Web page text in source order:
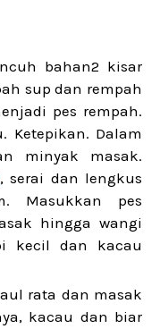
bahan2 kisar
sup dan rempah
pes rempah.
Ketepikan. Dalam
minyak masak.
serai dan lengkus
Masukkan pes
hingga wangi
kecil dan kacau
rata dan masak
kacau dan biar